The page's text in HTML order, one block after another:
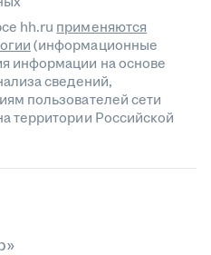
hh.ru применяются
(информационные
информации на основе
сведений,
пользователей сети
территории Российской